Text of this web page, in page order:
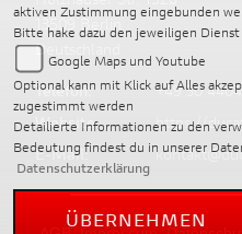
13509 Berlin
Deutschland
Telefon:
+49 30
Website:
https://
E-Mail:
aktiven Zustimmung eingebunden
Bitte hake dazu den jeweiligen
Google Maps und Youtube
Optional kann mit Klick auf Alles
zugestimmt werden
Detailierte Informationen zu den
Bedeutung findest du in unserer
Datenschutzerklärung
ÜBERNEHMEN